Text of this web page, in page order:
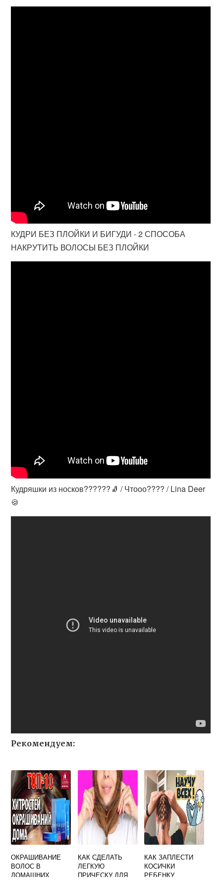
КУДРИ БЕЗ ПЛОЙКИ И БИГУДИ - 2 СПОСОБА
НАКРУТИТЬ ВОЛОСЫ БЕЗ ПЛОЙКИ
Кудряшки из носков??????🧦 / Чтооо???? / Lina Deer
🍪
Рекомендуем:
ОКРАШИВАНИЕ
ВОЛОС В
ДОМАШНИХ
КАК СДЕЛАТЬ
ЛЕГКУЮ
ПРИЧЕСКУ ДЛЯ
КАК ЗАПЛЕСТИ
КОСИЧКИ
РЕБЕНКУ